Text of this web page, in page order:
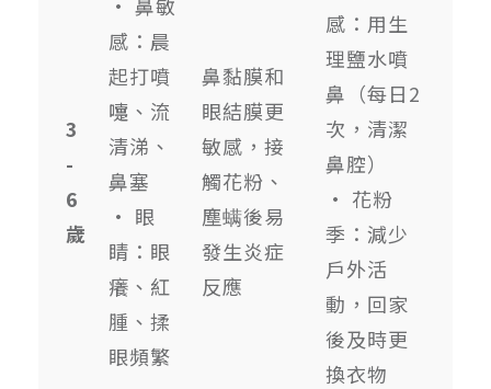
3
-
6
歲
感：晨
起打噴
嚏、流
清涕、
鼻塞
• 眼
睛：眼
癢、紅
腫、揉
眼頻繁
鼻黏膜和
眼結膜更
敏感，接
觸花粉、
塵螨後易
發生炎症
反應
感：用生
理鹽水噴
鼻（每日2
次，清潔
鼻腔）
• 花粉
季：減少
戶外活
動，回家
後及時更
換衣物